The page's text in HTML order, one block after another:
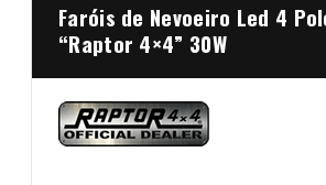
Faróis de Nevoeiro Led 4
“Raptor 4×4” 30W